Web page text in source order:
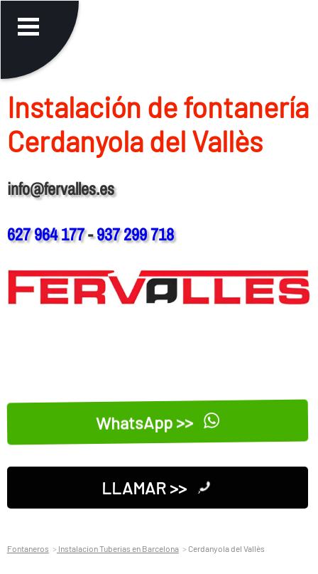
Instalación de fontanerí­a
Cerdanyola del Vallès
info@fervalles.es
627 964 177-937 299 718
WhatsApp >>
LLAMAR >>
Fontaneros Instalacion Tuberias en Barcelona Cerdanyola del Vallès